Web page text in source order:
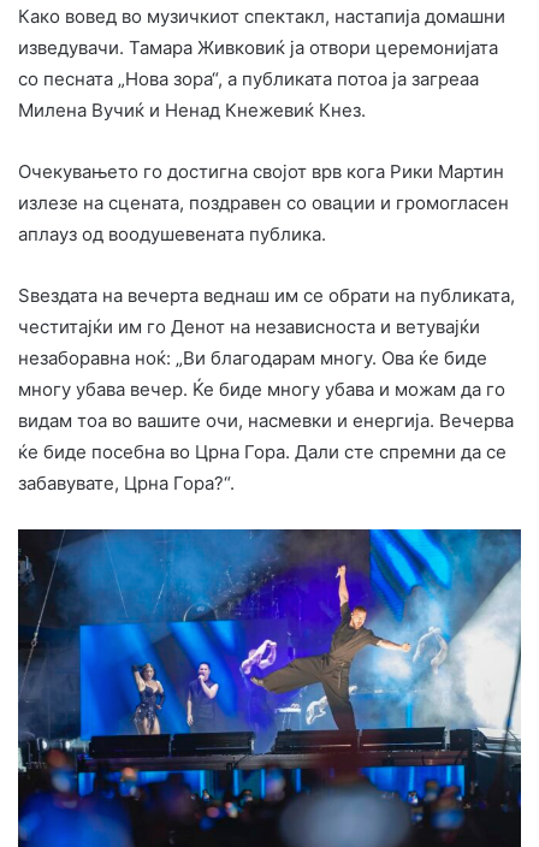
Како вовед во музичкиот спектакл, настапија домашни
изведувачи. Тамара Живковиќ ја отвори церемонијата
со песната „Нова зора“, а публиката потоа ја загреаа
Милена Вучиќ и Ненад Кнежевиќ Кнез.
Очекувањето го достигна својот врв кога Рики Мартин
излезе на сцената, поздравен со овации и громогласен
аплауз од воодушевената публика.
Ѕвездата на вечерта веднаш им се обрати на публиката,
честитајќи им го Денот на независноста и ветувајќи
незаборавна ноќ: „Ви благодарам многу. Ова ќе биде
многу убава вечер. Ќе биде многу убава и можам да го
видам тоа во вашите очи, насмевки и енергија. Вечерва
ќе биде посебна во Црна Гора. Дали сте спремни да се
забавувате, Црна Гора?“.